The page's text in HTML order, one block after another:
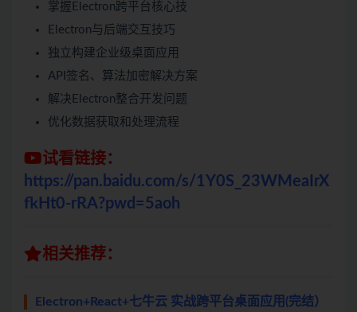
掌握Electron跨平台核心技
Electron与后端交互技巧
独立构建企业级桌面应用
API签名、算法加密解决方案
解决Electron整合开发问题
优化数据获取和处理流程
试看链接：
https://pan.baidu.com/s/1Y0S_23WMeaIrX
fkHt0-rRA?pwd=5aoh
相关推荐：
Electron+React+七牛云 实战跨平台桌面应用(完结）